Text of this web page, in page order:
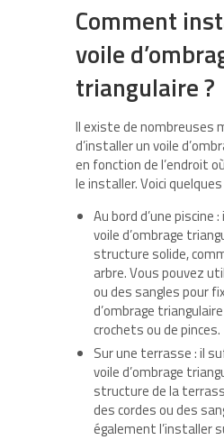
Comment
voile
triangulaire ?
Il existe de nombreuses
d’installer un voile
en fonction de l’endroit
le installer. Voici
Au bord d’une
voile d’ombrage
structure solide,
arbre. Vous pouvez
ou des sangles pour
d’ombrage triangulaire
crochets ou de pinces.
Sur une terrasse : il
voile d’ombrage
structure de la
des cordes ou des
également l’installer